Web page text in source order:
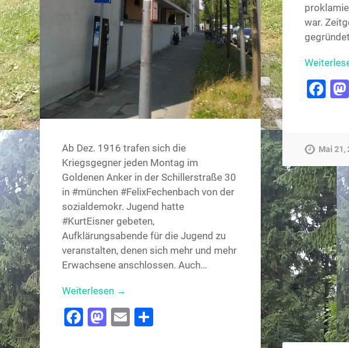
Ab Dez. 1916 trafen sich die
Kriegsgegner jeden Montag im
Goldenen Anker in der Schillerstraße 30
in #münchen #FelixFechenbach von der
sozialdemokr. Jugend hatte
#KurtEisner gebeten,
Aufklärungsabende für die Jugend zu
veranstalten, denen sich mehr und mehr
Erwachsene anschlossen. Auch…
Weiterlesen →
Facebook
Mastodon
Email
war.
Mai 21,